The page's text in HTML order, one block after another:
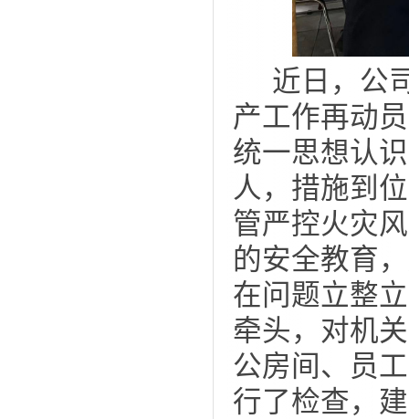
近日，公
产工作再动
统一思想认
人，措施到
管严控火灾
的安全教育
在问题立整
牵头，对机
公房间、员
行了检查，